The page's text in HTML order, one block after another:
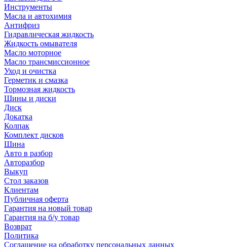
Инструменты
Масла и автохимия
Антифриз
Гидравлическая жидкость
Жидкость омывателя
Масло моторное
Масло трансмиссионное
Уход и очистка
Герметик и смазка
Тормозная жидкость
Шины и диски
Диск
Докатка
Колпак
Комплект дисков
Шина
Авто в разбор
Авторазбор
Выкуп
Стол заказов
Клиентам
Публичная оферта
Гарантия на новый товар
Гарантия на б/у товар
Возврат
Политика
Соглашение на обработку персональных данных